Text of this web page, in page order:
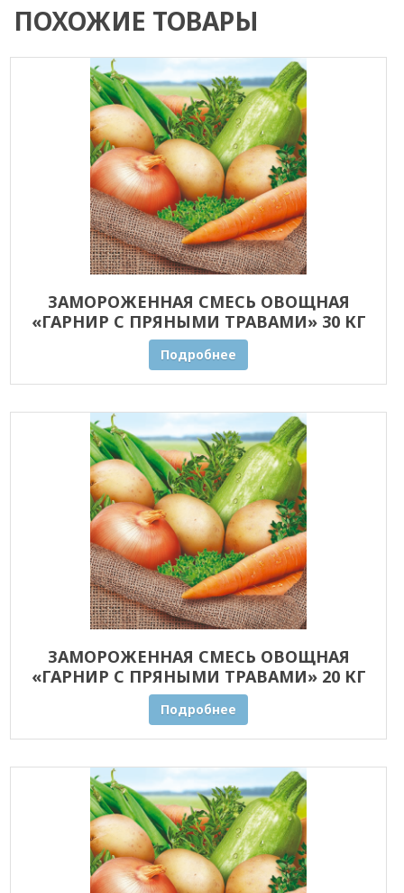
ПОХОЖИЕ ТОВАРЫ
ЗАМОРОЖЕННАЯ СМЕСЬ ОВОЩНАЯ
«ГАРНИР С ПРЯНЫМИ ТРАВАМИ» 30 КГ
ОПТОМ
Подробнее
ЗАМОРОЖЕННАЯ СМЕСЬ ОВОЩНАЯ
«ГАРНИР С ПРЯНЫМИ ТРАВАМИ» 20 КГ
ОПТОМ
Подробнее